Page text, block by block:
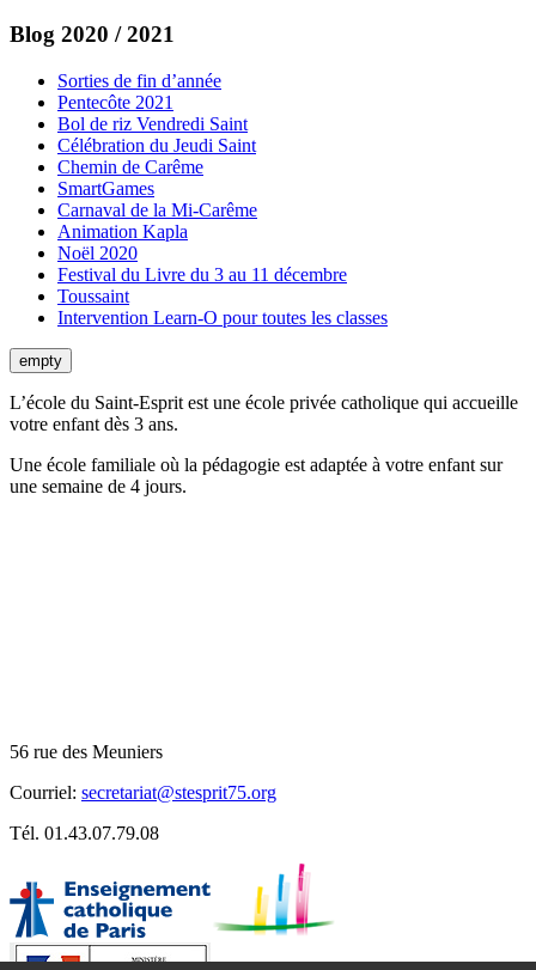
Blog 2020 / 2021
Sorties de fin d’année
Pentecôte 2021
Bol de riz Vendredi Saint
Célébration du Jeudi Saint
Chemin de Carême
SmartGames
Carnaval de la Mi-Carême
Animation Kapla
Noël 2020
Festival du Livre du 3 au 11 décembre
Toussaint
Intervention Learn-O pour toutes les classes
empty
L’école du Saint-Esprit est une école privée catholique qui accueille
votre enfant dès 3 ans.
Une école familiale où la pédagogie est adaptée à votre enfant sur
une semaine de 4 jours.
56 rue des Meuniers
Courriel: secretariat@stesprit75.org
Tél. 01.43.07.79.08